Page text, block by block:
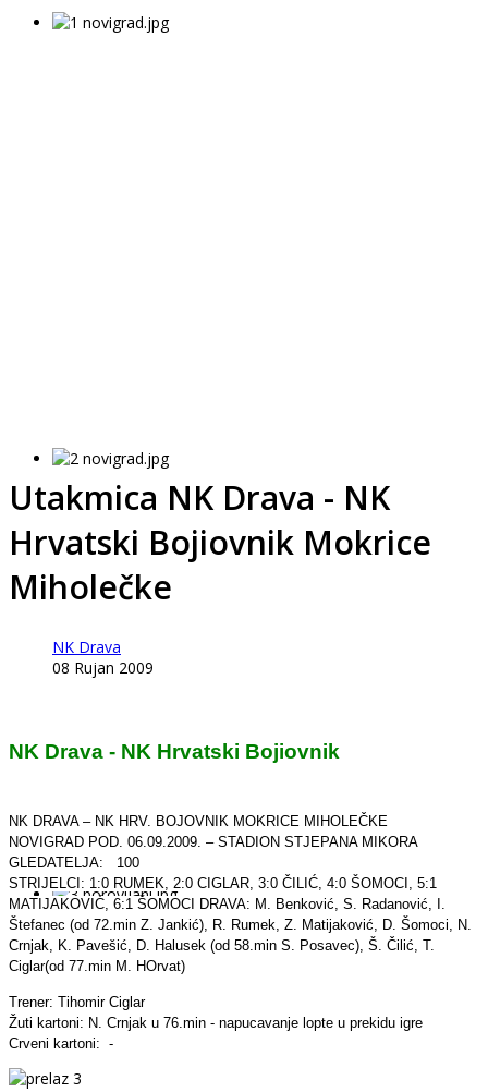
Utakmica NK Drava - NK
Hrvatski Bojiovnik Mokrice
Miholečke
NK Drava
08 Rujan 2009
NK Drava - NK Hrvatski Bojiovnik
NK DRAVA – NK HRV. BOJOVNIK MOKRICE MIHOLEČKE
NOVIGRAD POD. 06.09.2009. – STADION STJEPANA MIKORA
GLEDATELJA: 100
STRIJELCI: 1:0 RUMEK, 2:0 CIGLAR, 3:0 ČILIĆ, 4:0 ŠOMOCI, 5:1
MATIJAKOVIĆ, 6:1 ŠOMOCI
DRAVA: M. Benković, S. Radanović, I.
Štefanec (od 72.min Z. Jankić), R. Rumek, Z. Matijaković, D. Šomoci, N.
Crnjak, K. Pavešić, D. Halusek (od 58.min S. Posavec), Š. Čilić, T.
Ciglar(od 77.min M. HOrvat)
Trener: Tihomir Ciglar
Žuti kartoni: N. Crnjak u 76.min - napucavanje lopte u prekidu igre
Crveni kartoni: -